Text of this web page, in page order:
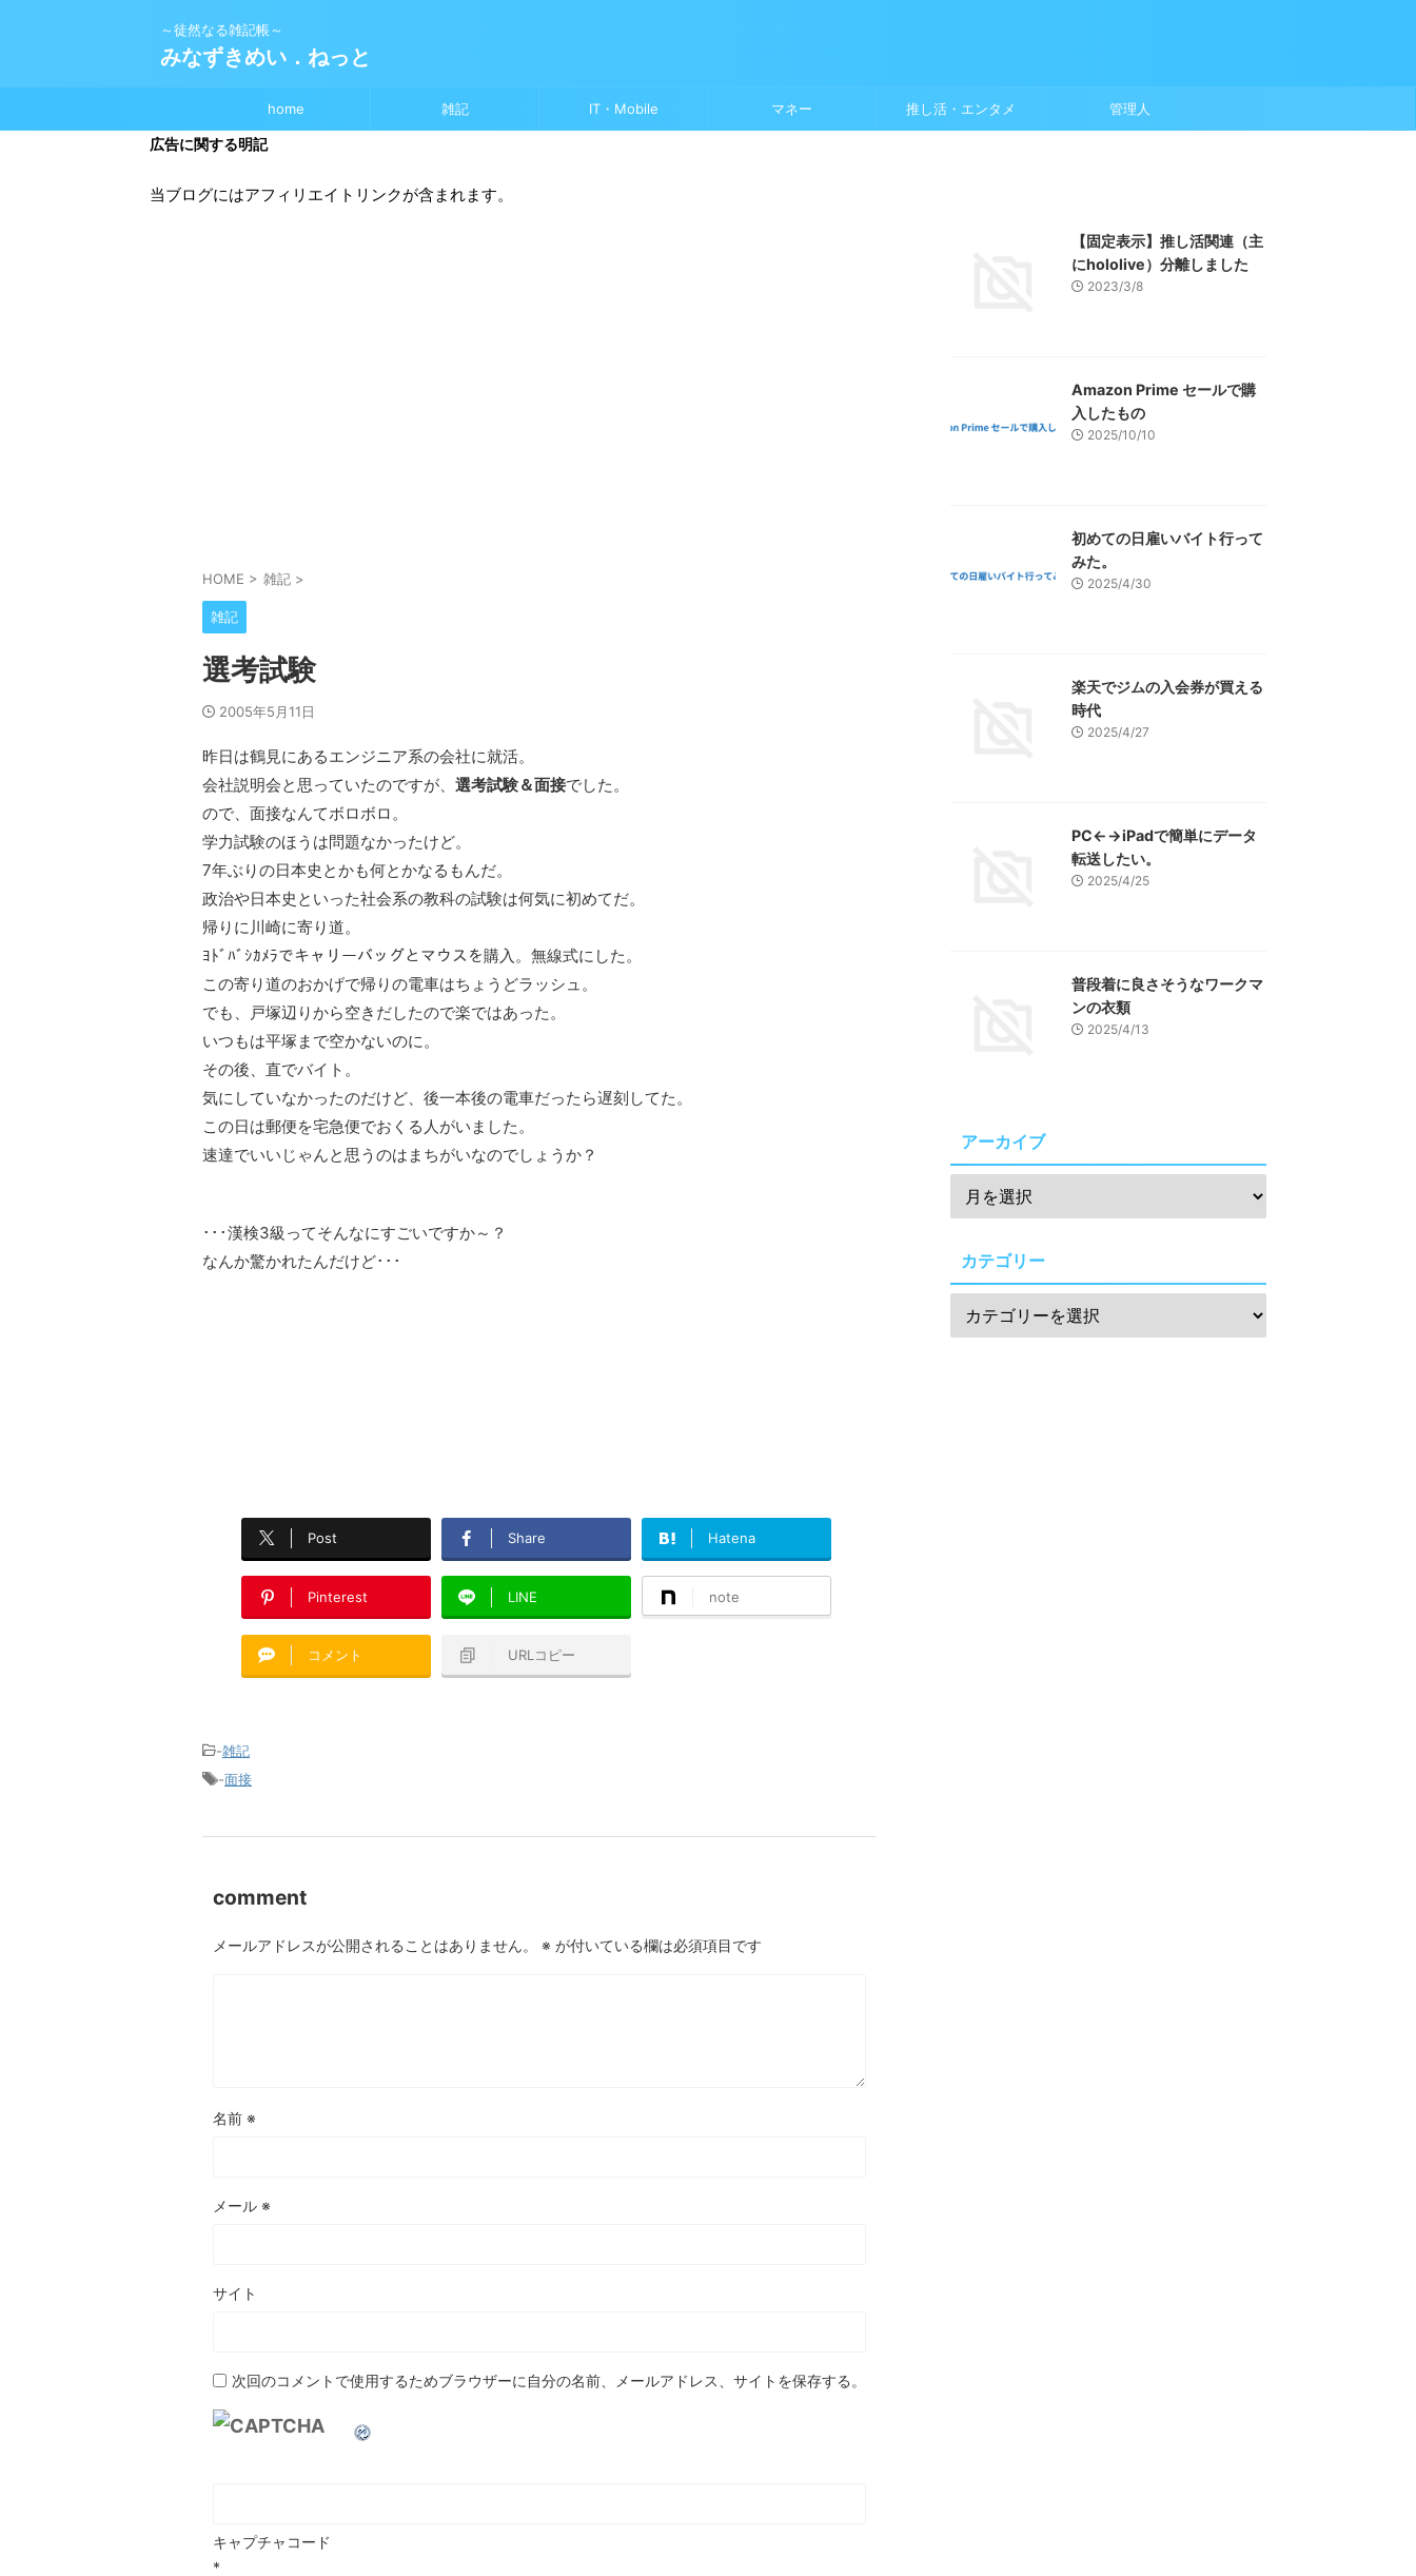
～徒然なる雑記帳～
みなずきめい．ねっと
home 雑記 IT・Mobile マネー 推し活・エンタメ 管理人
広告に関する明記
当ブログにはアフィリエイトリンクが含まれます。
HOME > 雑記 >
雑記
選考試験
2005年5月11日
昨日は鶴見にあるエンジニア系の会社に就活。
会社説明会と思っていたのですが、 選考試験＆面接でした。
ので、面接なんてボロボロ。
学力試験のほうは問題なかったけど。
7年ぶりの日本史とかも何とかなるもんだ。
政治や日本史といった社会系の教科の試験は何気に初めてだ。
帰りに川崎に寄り道。
ﾖﾄﾞﾊﾞｼｶﾒﾗでキャリーバッグとマウスを購入。無線式にした。
この寄り道のおかげで帰りの電車はちょうどラッシュ。
でも、戸塚辺りから空きだしたので楽ではあった。
いつもは平塚まで空かないのに。
その後、直でバイト。
気にしていなかったのだけど、後一本後の電車だったら遅刻してた。
この日は郵便を宅急便でおくる人がいました。
速達でいいじゃんと思うのはまちがいなのでしょうか？
･･･漢検3級ってそんなにすごいですか～？
なんか驚かれたんだけど･･･
Post Share Hatena
Pinterest LINE note
コメント URLコピー
-雑記
-面接
comment
メールアドレスが公開されることはありません。 ※ が付いている欄は必須項目です
名前 ※
メール ※
サイト
次回のコメントで使用するためブラウザーに自分の名前、メールアドレス、サイトを保存する。
キャプチャコード
*
【固定表示】推し活関連（主
にhololive）分離しました
2023/3/8
Amazon Prime セールで購
入したもの
2025/10/10
初めての日雇いバイト行って
みた。
2025/4/30
楽天でジムの入会券が買える
時代
2025/4/27
PC←→iPadで簡単にデータ
転送したい。
2025/4/25
普段着に良さそうなワークマ
ンの衣類
2025/4/13
アーカイブ
カテゴリー